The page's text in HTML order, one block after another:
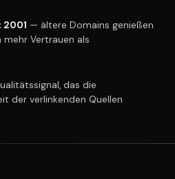
— ältere Domains genießen
mehr Vertrauen als
das die
der verlinkenden Quellen